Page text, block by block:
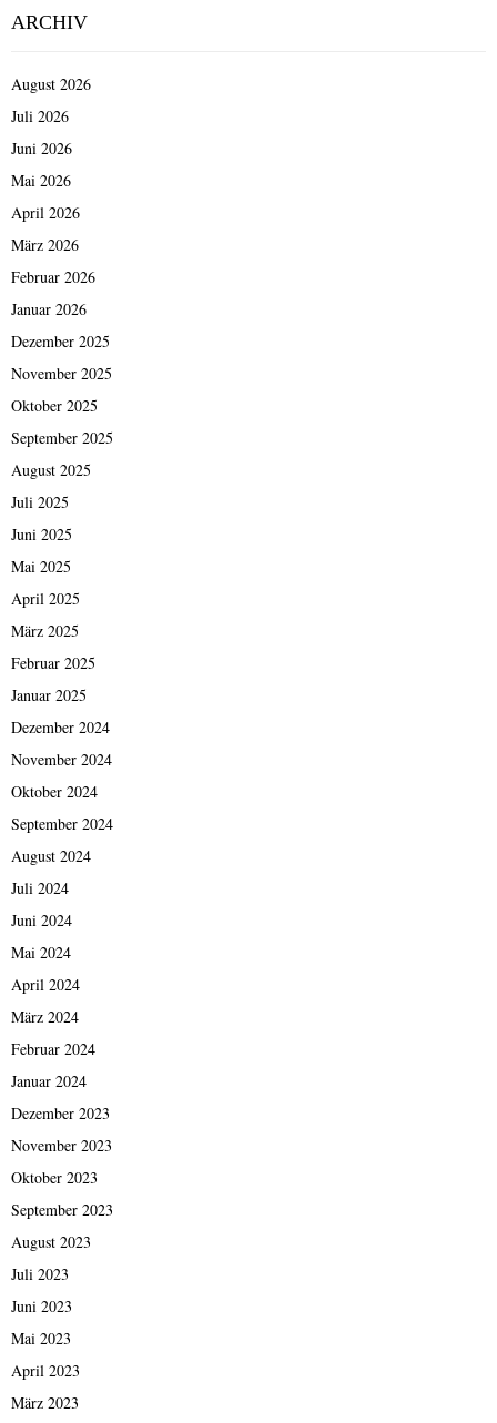
ARCHIV
August 2026
Juli 2026
Juni 2026
Mai 2026
April 2026
März 2026
Februar 2026
Januar 2026
Dezember 2025
November 2025
Oktober 2025
September 2025
August 2025
Juli 2025
Juni 2025
Mai 2025
April 2025
März 2025
Februar 2025
Januar 2025
Dezember 2024
November 2024
Oktober 2024
September 2024
August 2024
Juli 2024
Juni 2024
Mai 2024
April 2024
März 2024
Februar 2024
Januar 2024
Dezember 2023
November 2023
Oktober 2023
September 2023
August 2023
Juli 2023
Juni 2023
Mai 2023
April 2023
März 2023